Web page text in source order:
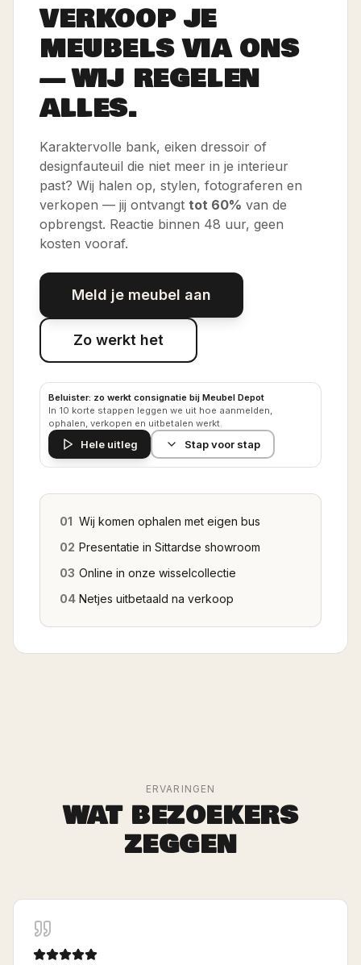
VERKOOP JE
MEUBELS VIA ONS
— WIJ REGELEN
ALLES.
Karaktervolle bank, eiken dressoir of
designfauteuil die niet meer in je interieur
past? Wij halen op, stylen, fotograferen en
verkopen — jij ontvangt tot 60% van de
opbrengst. Reactie binnen 48 uur, geen
kosten vooraf.
Meld je meubel aan
Zo werkt het
Beluister: zo werkt consignatie bij Meubel Depot
In 10 korte stappen leggen we uit hoe aanmelden,
ophalen, verkopen en uitbetalen werkt.
Hele uitleg Stap voor stap
01 Wij komen ophalen met eigen bus
02 Presentatie in Sittardse showroom
03 Online in onze wisselcollectie
04 Netjes uitbetaald na verkoop
ERVARINGEN
WAT BEZOEKERS
ZEGGEN